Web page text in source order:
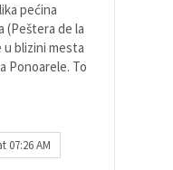
pećina
(Peštera de la
u blizini mesta
Ponoarele. To
07:26 AM